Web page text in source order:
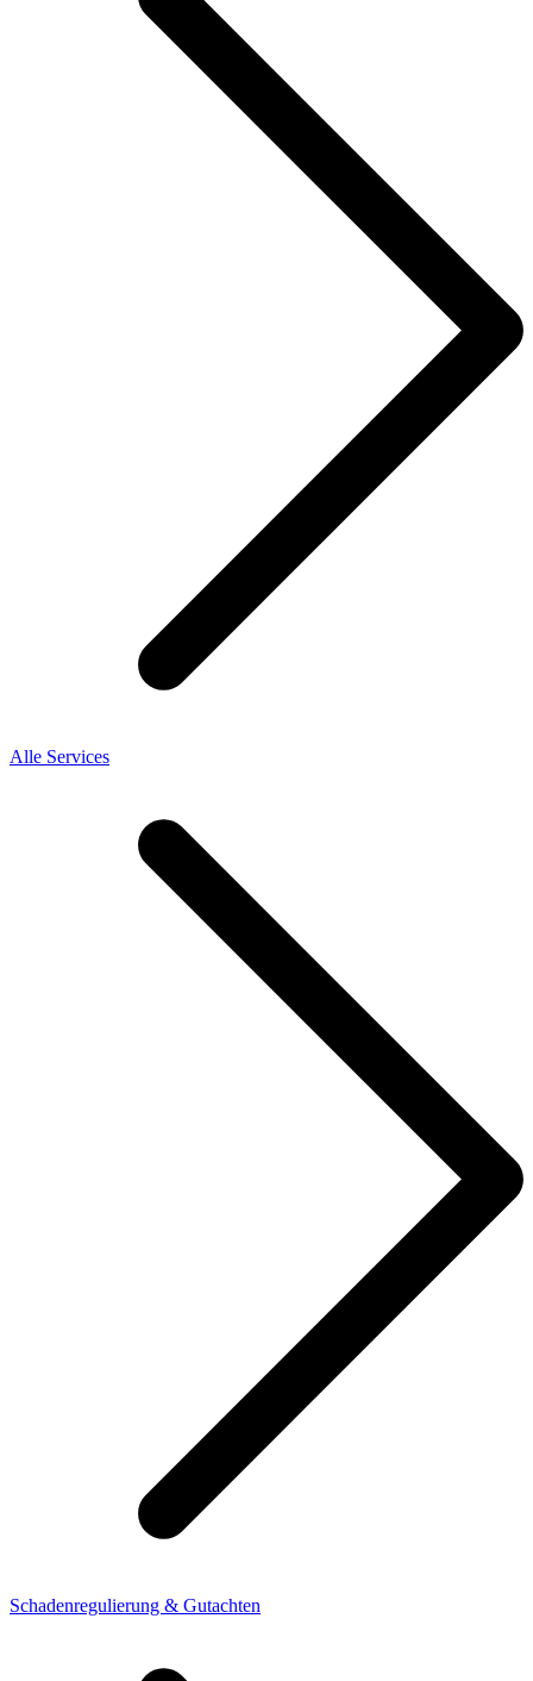
Alle Services
Schadenregulierung & Gutachten